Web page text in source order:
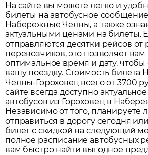
На сайте вы можете легко и
билеты на автобусное сообщение
Набережные Челны, а также
актуальными ценами на билеты.
отправляются десятки рейсов от
перевозчиков, это позволяет
оптимальное время и дату, чтобы
вашу поездку. Стоимость билета
Челны-Гороховец всего от 3700
сайте всегда доступно
автобусов из Гороховецв
Независимо от того, планируете
отправиться в дорогу сегодня
билет с скидкой на следующий
полное расписание автобусных
вам быстро найти выгодное